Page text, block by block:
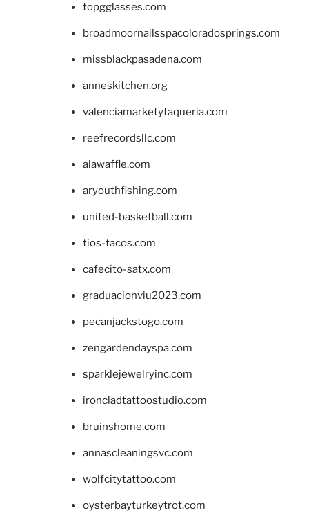
topgglasses.com
broadmoornailsspacoloradosprings.com
missblackpasadena.com
anneskitchen.org
valenciamarketytaqueria.com
reefrecordsllc.com
alawaffle.com
aryouthfishing.com
united-basketball.com
tios-tacos.com
cafecito-satx.com
graduacionviu2023.com
pecanjackstogo.com
zengardendayspa.com
sparklejewelryinc.com
ironcladtattoostudio.com
bruinshome.com
annascleaningsvc.com
wolfcitytattoo.com
oysterbayturkeytrot.com